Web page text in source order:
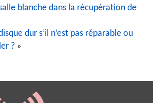
blanche dans la récupération de
dur s’il n’est pas réparable ou
? »